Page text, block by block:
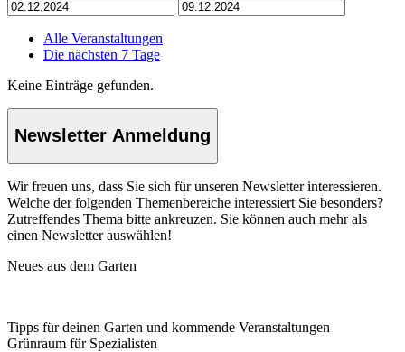
Alle Veranstaltungen
Die nächsten 7 Tage
Keine Einträge gefunden.
Newsletter Anmeldung
Wir freuen uns, dass Sie sich für unseren Newsletter interessieren.
Welche der folgenden Themenbereiche interessiert Sie besonders?
Zutreffendes Thema bitte ankreuzen. Sie können auch mehr als
einen Newsletter auswählen!
Neues aus dem Garten
Tipps für deinen Garten und kommende Veranstaltungen
Grünraum für Spezialisten